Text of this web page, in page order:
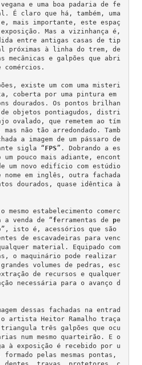
e uma boa padaria de fe
É claro que há, também, uma
mais importante, este espaç
Mas a vizinhança é,
entre antigas casas de tip
próximas à linha do trem, de
mecânicas e galpões que abri
comércios.
existe um com uma misteri
coberta por uma pintura em
dourados. Os pontos brilhan
de objetos pontiagudos, distri
ovalado, que remetem ao tím
mas não tão arredondado. Tamb
a imagem de um pássaro de
sigla “FPS”. Dobrando a es
um pouco mais adiante, encont
um novo edifício com estúdio
nome em inglês, outra fachada
dourados, quase idêntica à
mesmo estabelecimento comerc
venda de “ferramentas de pe
isto é, acessórios que são
de escavadeiras para venc
material. Equipado com
o maquinário pode realizar
volumes de pedras, esc
de recursos e qualquer
necessária para o avanço d
dessas fachadas na entrad
artista Heitor Ramalho traça
triangula três galpões que ocu
num mesmo quarteirão. E o
à exposição é recebido por u
pelas mesmas pontas,